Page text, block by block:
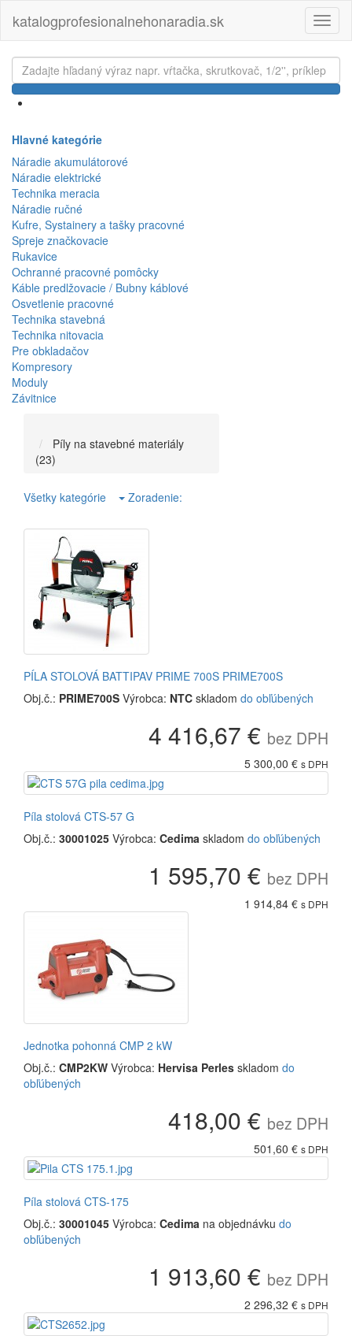
katalogprofesionalnehonaradia.sk
Hlavné kategórie
Náradie akumulátorové
Náradie elektrické
Technika meracia
Náradie ručné
Kufre, Systainery a tašky pracovné
Spreje značkovacie
Rukavice
Ochranné pracovné pomôcky
Káble predlžovacie / Bubny káblové
Osvetlenie pracovné
Technika stavebná
Technika nitovacia
Pre obkladačov
Kompresory
Moduly
Závitnice
Píly na stavebné materiály
(23)
Všetky kategórie Zoradenie:
PÍLA STOLOVÁ BATTIPAV PRIME 700S PRIME700S
Obj.č.: PRIME700S Výrobca: NTC skladom do obľúbených
4 416,67 € bez DPH
5 300,00 € s DPH
Píla stolová CTS-57 G
Obj.č.: 30001025 Výrobca: Cedima skladom do obľúbených
1 595,70 € bez DPH
1 914,84 € s DPH
Jednotka pohonná CMP 2 kW
Obj.č.: CMP2KW Výrobca: Hervisa Perles skladom do
obľúbených
418,00 € bez DPH
501,60 € s DPH
Píla stolová CTS-175
Obj.č.: 30001045 Výrobca: Cedima na objednávku do
obľúbených
1 913,60 € bez DPH
2 296,32 € s DPH